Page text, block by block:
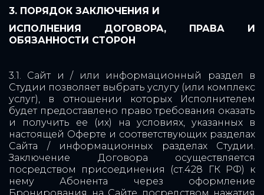
3. ПОРЯДОК ЗАКЛЮЧЕНИЯ И
ИСПОЛНЕНИЯ ДОГОВОРА, ПРАВА И
ОБЯЗАННОСТИ СТОРОН
3.1. Сайт и / или информационный раздел в
Студии позволяет выбрать услугу (или комплекс
услуг), в отношении которых Исполнителем
будет предоставлено право требования оказать
и получить ее (их) на условиях, указанных в
настоящей Оферте и соответствующих разделах
Сайта / информационных разделах Студии.
Заключение Договора осуществляется
посредством присоединения (ст.428 ГК РФ) к
нему Абонента через оформление